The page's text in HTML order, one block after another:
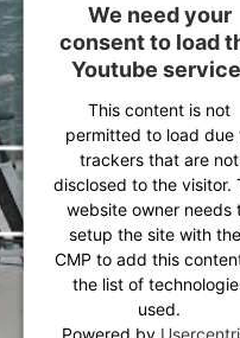
We need your
consent to load
Youtube
This content is not
permitted to load due
trackers that are not
disclosed to the visitor.
website owner needs
setup the site with
CMP to add this
the list of
used.
Powered by